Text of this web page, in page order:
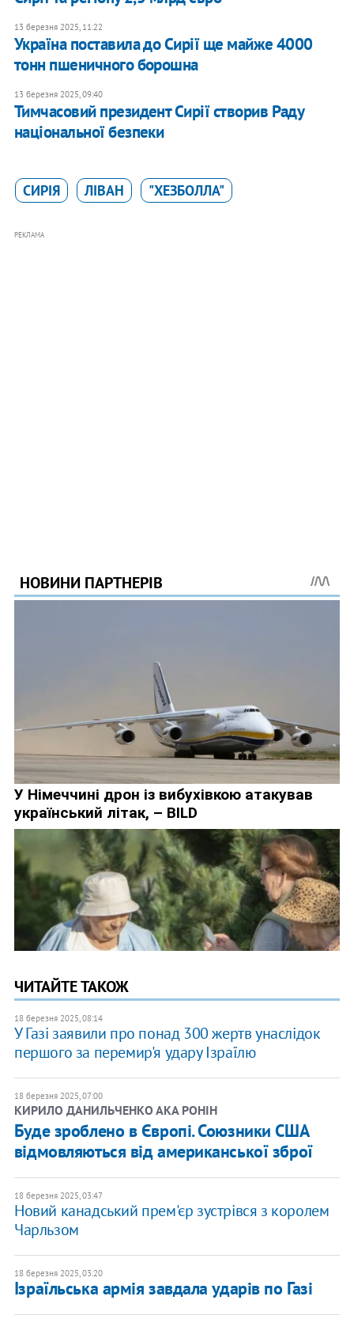
13 березня 2025, 11:22
Україна поставила до Сирії ще майже 4000
тонн пшеничного борошна
13 березня 2025, 09:40
Тимчасовий президент Сирії створив Раду
національної безпеки
СИРІЯ ЛІВАН "ХЕЗБОЛЛА"
РЕКЛАМА
ЧИТАЙТЕ ТАКОЖ
18 березня 2025, 08:14
У Газі заявили про понад 300 жертв унаслідок
першого за перемир'я удару Ізраїлю
18 березня 2025, 07:00
КИРИЛО ДАНИЛЬЧЕНКО АКА РОНІН
Буде зроблено в Європі. Союзники США
відмовляються від американської зброї
18 березня 2025, 03:47
Новий канадський прем'єр зустрівся з королем
Чарльзом
18 березня 2025, 03:20
Ізраїльська армія завдала ударів по Газі